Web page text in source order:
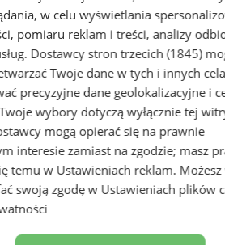
kościoław celu wyświetlania
pomiaru reklam i treści, analizy
Dostawcy stron trzecich (1845)
Twoje dane w tych i innych
precyzyjne dane geolokalizacyjne i
wybory dotyczą wyłącznie tej
mogą opierać się na prawnie
interesie zamiast na zgodzie; masz
temu wUstawieniach reklam.
swoją zgodę w Ustawieniach plików